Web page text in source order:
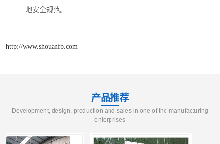
地安全规范。
http://www.shouanfb.com
产品推荐
Development, design, production and sales in one of the manufacturing
enterprises